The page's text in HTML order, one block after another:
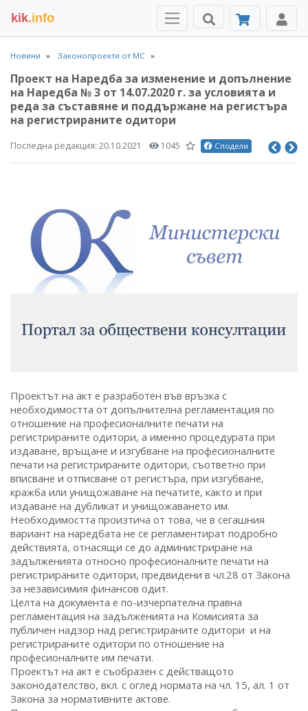
kik.info
Новини Законопроекти от МС
Проект на Наредба за изменение и допълнение
на Наредба № 3 от 14.07.2020 г. за условията и
реда за съставяне и поддържане на регистъра
на регистрираните одитори
Последна редакция: 20.10.2021 1045 Сподели
Проектът на акт е разработен във връзка с
необходимостта от допълнителна регламентация по
отношение на професионалните печати на
регистрираните одитори, а именно процедурата при
издаване, връщане и изгубване на професионалните
печати на регистрираните одитори, съответно при
вписване и отписване от регистъра, при изгубване,
кражба или унищожаване на печатите, както и при
издаване на дубликат и унищожаването им.
Необходимостта произтича от това, че в сегашния
вариант на наредбата не се регламентират подробно
действията, отнасящи се до администриране на
задълженията относно професионалните печати на
регистрираните одитори, предвидени в чл.28 от Закона
за независимия финансов одит.
Целта на документа е по-изчерпателна правна
регламентация на задълженията на Комисията за
публичен надзор над регистрираните одитори и на
регистрираните одитори по отношение на
професионалните им печати.
Проектът на акт е съобразен с действащото
законодателство, вкл. с оглед нормата на чл. 15, ал. 1 от
Закона за нормативните актове.